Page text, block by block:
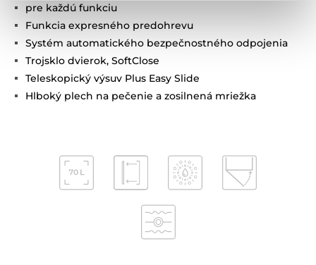
pre každú funkciu
Funkcia expresného predohrevu
Systém automatického bezpečnostného odpojenia
Trojsklo dvierok, SoftClose
Teleskopický výsuv Plus Easy Slide
Hlboký plech na pečenie a zosilnená mriežka